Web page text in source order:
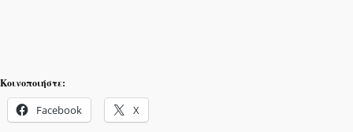
Κοινοποιήστε:
Facebook X